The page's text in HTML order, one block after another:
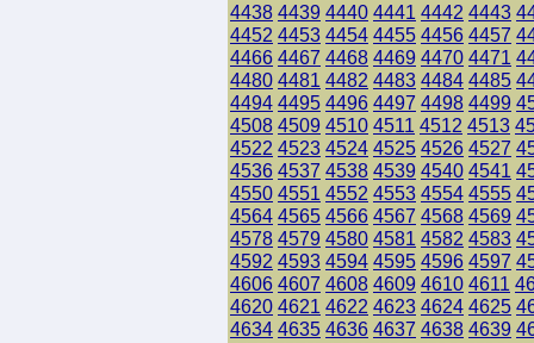
4438 4439 4440 4441 4442 4443
4452 4453 4454 4455 4456 4457
4466 4467 4468 4469 4470 4471
4480 4481 4482 4483 4484 4485
4494 4495 4496 4497 4498 4499
4508 4509 4510 4511 4512 4513
4522 4523 4524 4525 4526 4527
4536 4537 4538 4539 4540 4541
4550 4551 4552 4553 4554 4555
4564 4565 4566 4567 4568 4569
4578 4579 4580 4581 4582 4583
4592 4593 4594 4595 4596 4597
4606 4607 4608 4609 4610 4611
4620 4621 4622 4623 4624 4625
4634 4635 4636 4637 4638 4639